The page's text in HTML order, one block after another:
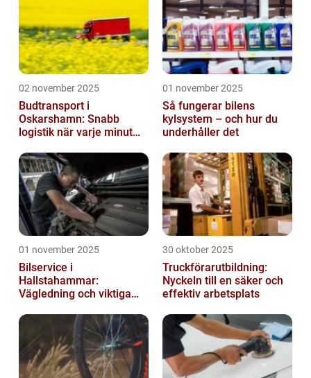
02 november 2025
Budtransport i
Oskarshamn: Snabb
logistik när varje minut
01 november 2025
Så fungerar bilens
kylsystem – och hur du
underhåller det
01 november 2025
Bilservice i
Hallstahammar:
Vägledning och viktiga
30 oktober 2025
Truckförarutbildning:
Nyckeln till en säker och
effektiv arbetsplats